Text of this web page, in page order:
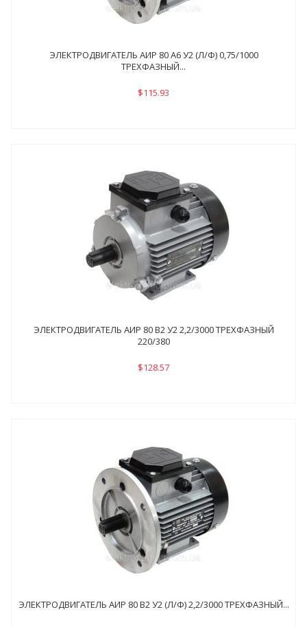
ЭЛЕКТРОДВИГАТЕЛЬ АИР 80 А6 У2 (Л/Ф) 0,75/1000
ТРЕХФАЗНЫЙ...
$115.93
ЭЛЕКТРОДВИГАТЕЛЬ АИР 80 В2 У2 2,2/3000 ТРЕХФАЗНЫЙ
220/380
$128.57
ЭЛЕКТРОДВИГАТЕЛЬ АИР 80 В2 У2 (Л/Ф) 2,2/3000 ТРЕХФАЗНЫЙ...